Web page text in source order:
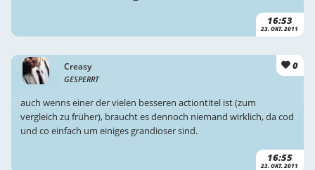
16:53
23. OKT. 2011
Creasy
GESPERRT
0
16:55
23. OKT. 2011
auch wenns einer der vielen besseren actiontitel ist (zum
vergleich zu früher), braucht es dennoch niemand wirklich, da cod
und co einfach um einiges grandioser sind.